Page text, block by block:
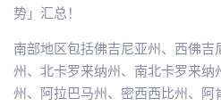
南部地区包括佛吉尼亚州、西佛
州、北卡罗来纳州、南北卡罗来纳
州、阿拉巴马州、密西西比州、